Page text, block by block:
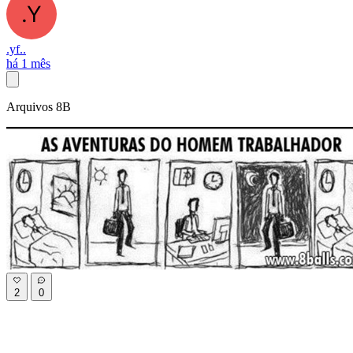
.yf..
há 1 mês
Arquivos 8B
2 0